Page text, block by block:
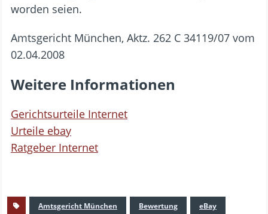
worden seien.
Amtsgericht München, Aktz. 262 C 34119/07 vom
02.04.2008
Weitere Informationen
Gerichtsurteile Internet
Urteile ebay
Ratgeber Internet
Amtsgericht München Bewertung eBay